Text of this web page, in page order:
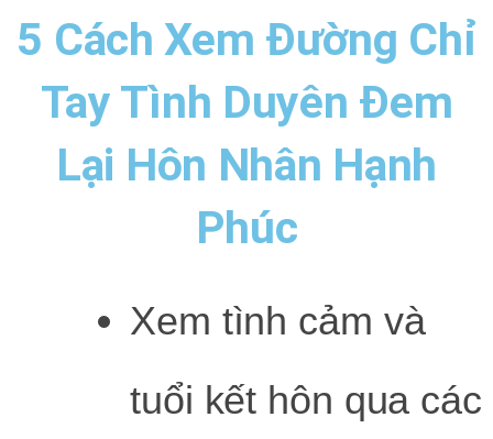
5 Cách Xem Đường Chỉ
Tay Tình Duyên Đem
Lại Hôn Nhân Hạnh
Phúc
Xem tình cảm và
tuổi kết hôn qua các